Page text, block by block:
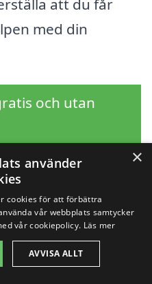
med din
och utan
för
städer
×
använder
cookies för att förbättra
vår webbplats samtycker
vår cookiepolicy. Läs mer
AVVISA ALLT